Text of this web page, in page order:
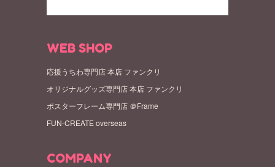
WEB SHOP
応援うちわ専門店 本店 ファンクリ
オリジナルグッズ専門店 本店 ファンクリ
ポスターフレーム専門店 ＠Frame
FUN-CREATE overseas
COMPANY